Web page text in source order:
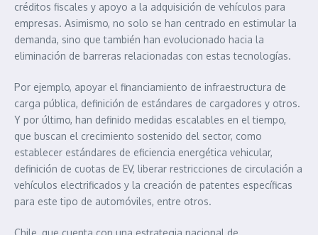
créditos fiscales y apoyo a la adquisición de vehículos para
empresas. Asimismo, no solo se han centrado en estimular la
demanda, sino que también han evolucionado hacia la
eliminación de barreras relacionadas con estas tecnologías.
Por ejemplo, apoyar el financiamiento de infraestructura de
carga pública, definición de estándares de cargadores y otros.
Y por último, han definido medidas escalables en el tiempo,
que buscan el crecimiento sostenido del sector, como
establecer estándares de eficiencia energética vehicular,
definición de cuotas de EV, liberar restricciones de circulación a
vehículos electrificados y la creación de patentes específicas
para este tipo de automóviles, entre otros.